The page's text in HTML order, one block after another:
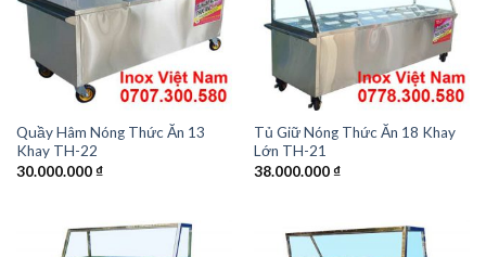
Quầy Hâm Nóng Thức Ăn 13
Khay TH-22
30.000.000₫
Tủ Giữ Nóng Thức Ăn 18 Khay
Lớn TH-21
38.000.000₫